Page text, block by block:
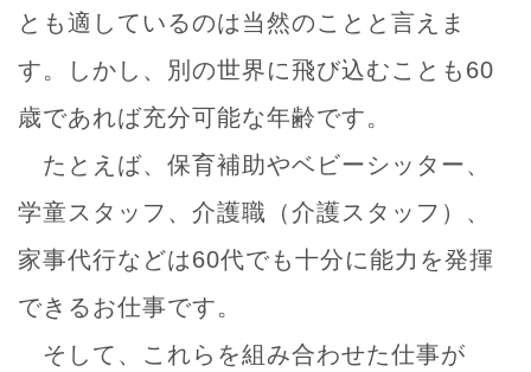
とも適しているのは当然のことと言えま
す。しかし、別の世界に飛び込むことも60
歳であれば充分可能な年齢です。
たとえば、保育補助やベビーシッター、
学童スタッフ、介護職（介護スタッフ）、
家事代行などは60代でも十分に能力を発揮
できるお仕事です。
そして、これらを組み合わせた仕事が